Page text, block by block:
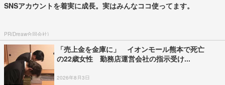
SNSアカウントを着実に成長。実はみんなココ使ってます。
PR(Dreaw合同会社)
「売上金を金庫に」 イオンモール熊本で死亡
の22歳女性 勤務店運営会社の指示受け...
2026年8月3日